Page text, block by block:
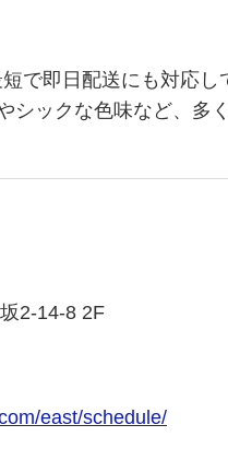
で即日配送にも対応
シックな色味など、多
2-14-8 2F
east/schedule/